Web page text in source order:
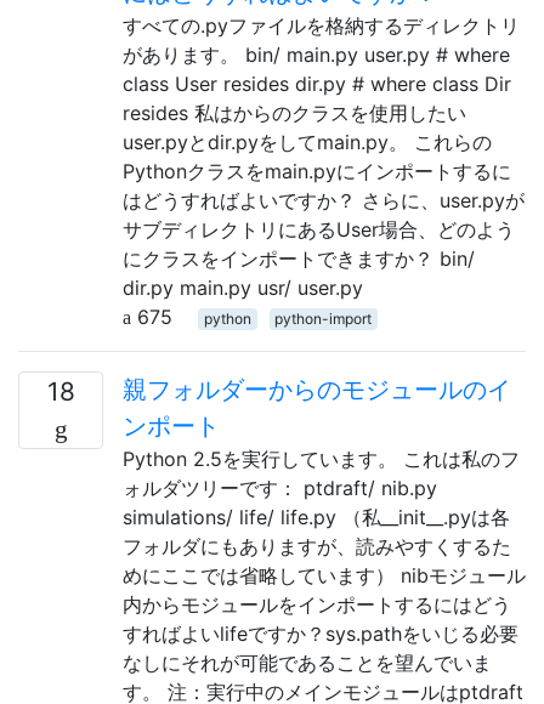
すべての.pyファイルを格納するディレクトリ
があります。 bin/ main.py user.py # where
class User resides dir.py # where class Dir
resides 私はからのクラスを使用したい
user.pyとdir.pyをしてmain.py。 これらの
Pythonクラスをmain.pyにインポートするに
はどうすればよいですか？ さらに、user.pyが
サブディレクトリにあるUser場合、どのよう
にクラスをインポートできますか？ bin/
dir.py main.py usr/ user.py
675
python python-import
18
親フォルダーからのモジュールのイ
ンポート
Python 2.5を実行しています。 これは私のフ
ォルダツリーです： ptdraft/ nib.py
simulations/ life/ life.py （私__init__.pyは各
フォルダにもありますが、読みやすくするた
めにここでは省略しています） nibモジュール
内からモジュールをインポートするにはどう
すればよいlifeですか？sys.pathをいじる必要
なしにそれが可能であることを望んでいま
す。 注：実行中のメインモジュールはptdraft